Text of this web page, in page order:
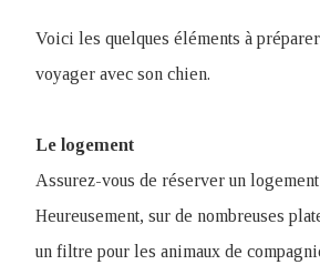
Voici les quelques éléments à
voyager avec son chien.
Le logement
Assurez-vous de réserver un
Heureusement, sur de nombreuses
un filtre pour les animaux de